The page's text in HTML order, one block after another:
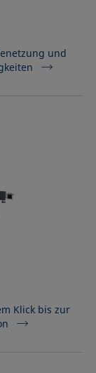
und
Klick bis zur